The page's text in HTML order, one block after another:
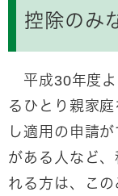
控除のみ
平成30年度よ
るひとり親家
し適用の申請
がある人など
れる方は、こ